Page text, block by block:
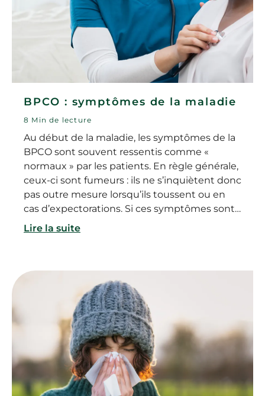
BPCO : symptômes de la maladie
8 Min de lecture
Au début de la maladie, les symptômes de la
BPCO sont souvent ressentis comme «
normaux » par les patients. En règle générale,
ceux-ci sont fumeurs : ils ne s’inquiètent donc
pas outre mesure lorsqu’ils toussent ou en
cas d’expectorations. Si ces symptômes sont
caractéristiques de l’apparition d’une BPCO,
Lire la suite